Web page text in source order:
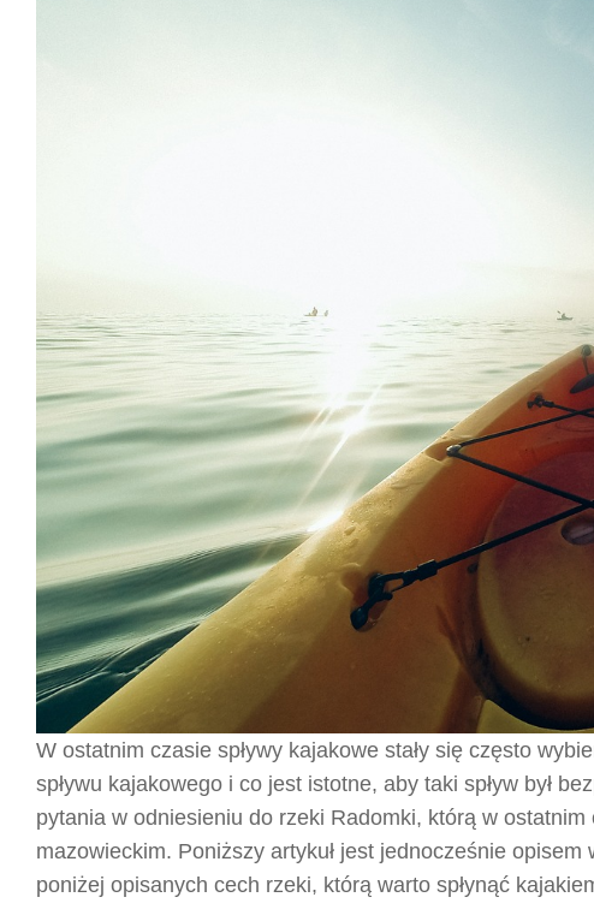
W ostatnim czasie spływy kajakowe stały się często
spływu kajakowego i co jest istotne, aby taki spływ był
pytania w odniesieniu do rzeki Radomki, którą w
mazowieckim. Poniższy artykuł jest jednocześnie
poniżej opisanych cech rzeki, którą warto spłynąć